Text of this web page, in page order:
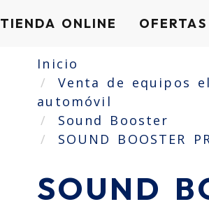
TIENDA ONLINE OFERTAS
Inicio
Venta de equipos
automóvil
Sound Booster
SOUND BOOSTER
SOUND